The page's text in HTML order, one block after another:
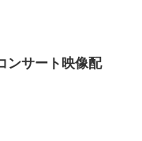
ンサート映像配